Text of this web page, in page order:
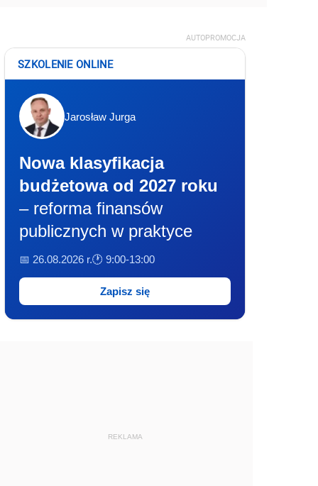
AUTOPROMOCJA
SZKOLENIE ONLINE
Jarosław Jurga
Nowa klasyfikacja
budżetowa od 2027 roku
– reforma finansów
publicznych w praktyce
📅 26.08.2026 r.🕐 9:00-13:00
Zapisz się
REKLAMA